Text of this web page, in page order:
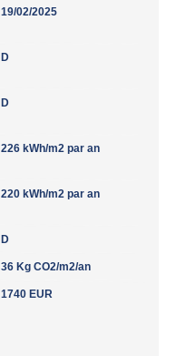
19/02/2025
D
D
226 kWh/m2 par an
220 kWh/m2 par an
D
36 Kg CO2/m2/an
1740 EUR